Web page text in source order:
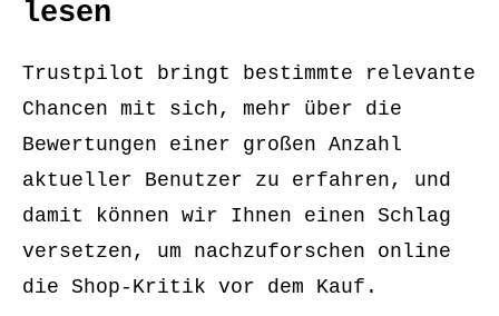
lesen
Trustpilot bringt bestimmte relevante
Chancen mit sich, mehr über die
Bewertungen einer großen Anzahl
aktueller Benutzer zu erfahren, und
damit können wir Ihnen einen Schlag
versetzen, um nachzuforschen online
die Shop-Kritik vor dem Kauf.